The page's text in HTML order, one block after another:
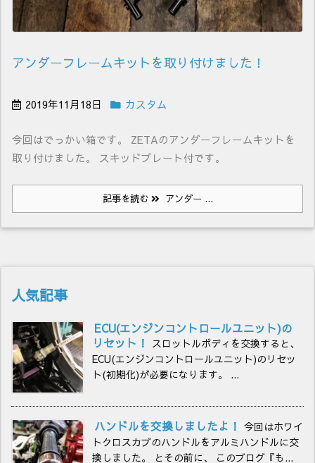
アンダーフレームキットを取り付けました！
2019年11月18日 カスタム
今回はでっかい箱です。 ZETAのアンダーフレームキットを
取り付けました。 スキッドプレート付です。
記事を読む アンダー ...
人気記事
ECU(エンジンコントロールユニット)の
リセット！ スロットルボディを交換すると、
ECU(エンジンコントロールユニット)のリセッ
ト(初期化)が必要になります。 ...
ハンドルを交換しましたよ！ 今回はホワイ
トクロスカブのハンドルをアルミハンドルに交
換しました。 とその前に、 このブログ『も...